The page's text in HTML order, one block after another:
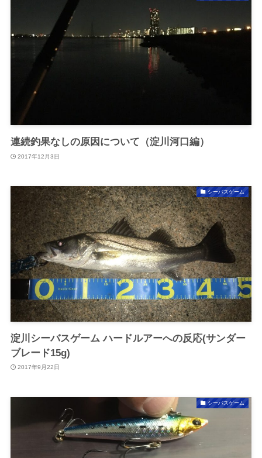
連続釣果なしの原因について（淀川河口編）
2017年12月3日
シーバスゲーム
淀川シーバスゲーム ハードルアーへの反応(サンダー
ブレード15g)
2017年9月22日
シーバスゲーム